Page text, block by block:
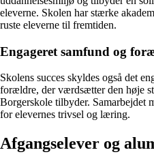
eleverne. Skolen har stærke
ruste eleverne til fremtiden.
Engageret samfund og
Skolens succes skyldes også det
forældre, der værdsætter den høje
Borgerskole tilbyder. Samarbejdet
for elevernes trivsel og læring.
Afgangselever og